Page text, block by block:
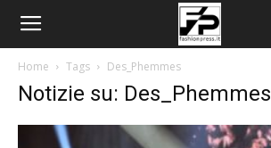
Home Tags Des_Phemmes
Notizie su: Des_Phemmes